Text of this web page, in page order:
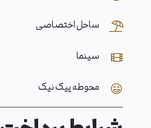
ساحل اختصاصی
سینما
محوطه پیک نیک